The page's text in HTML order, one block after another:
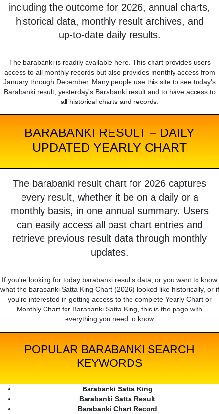
including the outcome for 2026, annual charts,
historical data, monthly result archives, and
up-to-date daily results.
The barabanki is readily available here. This chart provides users
access to all monthly records but also provides monthly access from
January through December. Many people use this site to see today's
Barabanki result, yesterday's Barabanki result and to have access to
all historical charts and records.
BARABANKI RESULT – DAILY
UPDATED YEARLY CHART
The barabanki result chart for 2026 captures
every result, whether it be on a daily or a
monthly basis, in one annual summary. Users
can easily access all past chart entries and
retrieve previous result data through monthly
updates.
If you're looking for today barabanki results data, or you want to know
what the barabanki Satta King Chart (2026) looked like historically, or if
you're interested in getting access to the complete Yearly Chart or
Monthly Chart for Barabanki Satta King, this is the page with
everything you need to know
POPULAR BARABANKI SEARCH
KEYWORDS
Barabanki Satta King
Barabanki Satta Result
Barabanki Chart Record